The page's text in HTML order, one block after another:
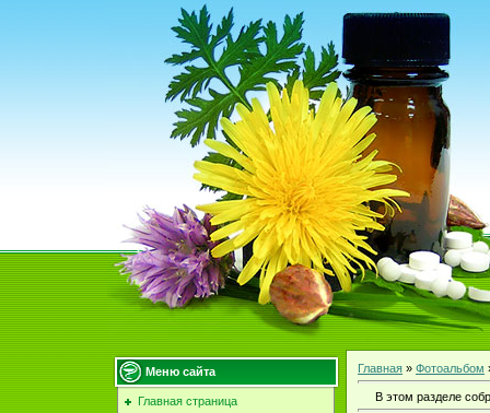
Меню сайта
Главная страница
Главная » Фотоальбом
В этом разделе